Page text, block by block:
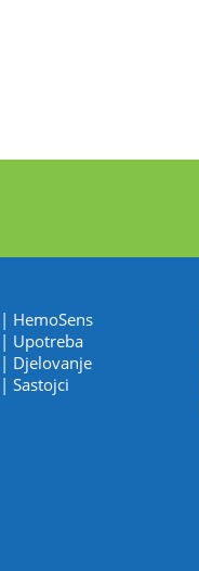
| HemoSens
| Upotreba
| Djelovanje
| Sastojci